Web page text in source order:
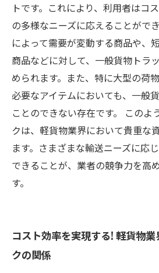
トです。これにより、利用者はコ
の多様なニーズに応えることがで
によって需要が変動する商品や、
商品などに対して、一般貨物トラ
められます。また、特に大型の荷
必要なアイテムにおいても、一般
ことのできない存在です。 このよ
クは、軽貨物業界において貴重な
ます。さまざまな輸送ニーズに応
できることが、業者の競争力を高
す。
コスト効率を実現する! 軽貨物
クの関係